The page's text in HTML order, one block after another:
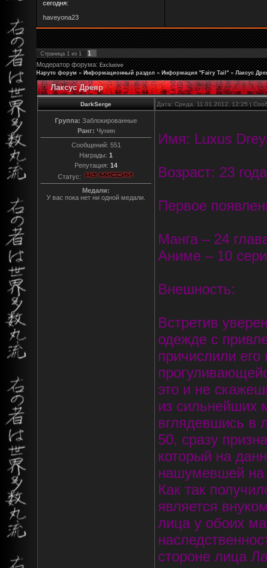
сегодня:
haveyona23
Страница 1 из 1
1
Модератор форума:Exclusive
Наруто форум » Информационный раздел » Информация "Fairy Tail" » Лаксус
Лаксус Дреяр
DarkSerge Дата: Среда, 11.01.2012, 12:25 |
Группа: Заблокированные
Ранг: Чунин
Сообщений: 551
Награды: 1
Репутация: 14
Статус:
Медали:
У вас пока нет ни одной медали.
Имя: Luxus
Возраст: 23 года
Первое
Манга – 24
Аниме – 10
Внешность:
Встретив
одежде с
причислили
это и не
из сильнейших
вглядевшись в
50, сразу
который на
нашумевшей на
Как так
является
лица у обоих
стороне лица